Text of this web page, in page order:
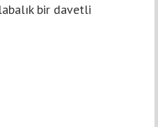
bir davetli